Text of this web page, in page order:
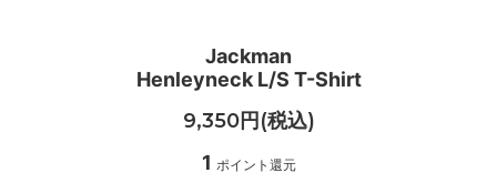
Jackman
Henleyneck L/S T-Shirt
9,350円(税込)
1 ポイント還元